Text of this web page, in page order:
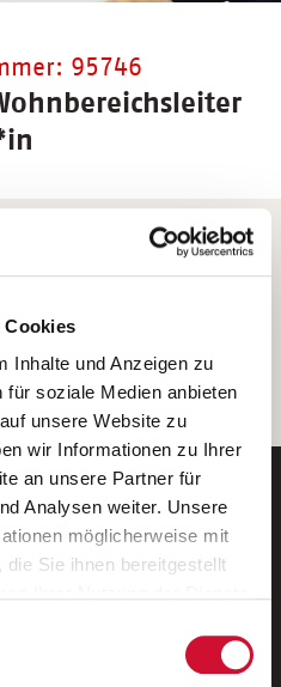
Cookies
Inhalte und Anzeigen zu
soziale Medien anbieten
unsere Website zu
wir Informationen zu Ihrer
an unsere Partner für
Analysen weiter. Unsere
möglicherweise mit
Sie ihnen bereitgestellt
klicken, so stimmen
Cookies zu. Sie können
95746
Norwegen, Schweiz?
per E-Mail.